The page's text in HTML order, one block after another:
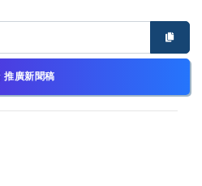
推廣新聞稿